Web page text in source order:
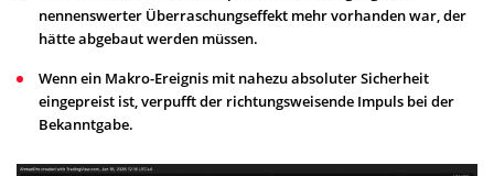
nennenswerter Überraschungseffekt mehr vorhanden war, der
hätte abgebaut werden müssen.
Wenn ein Makro-Ereignis mit nahezu absoluter Sicherheit
eingepreist ist, verpufft der richtungsweisende Impuls bei der
Bekanntgabe.